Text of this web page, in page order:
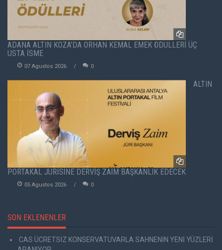
ADANA ALTIN KOZA'DA ORHAN KEMAL EMEK ÖDÜLLERİ ÜÇ
USTA İSME
07 Agustos 2026 0
ALTIN
PORTAKAL JÜRİSİNE DERVİŞ ZAİM BAŞKANLIK EDECEK
05 Agustos 2026 0
SON EKLENENLER
CAS ÜCRETSİZ KONSERVATUVARLA SAHNENİN YENİ YÜZLERİ